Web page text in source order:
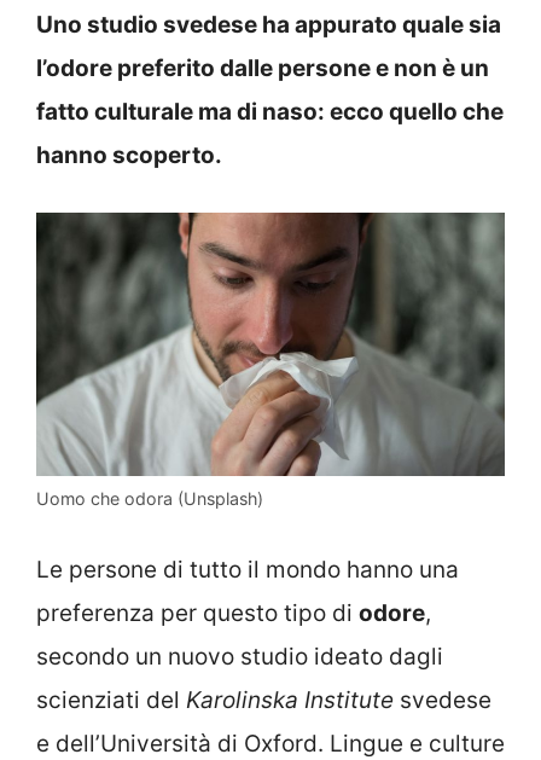
Uno studio svedese ha appurato quale sia
l’odore preferito dalle persone e non è un
fatto culturale ma di naso: ecco quello che
hanno scoperto.
Uomo che odora (Unsplash)
Le persone di tutto il mondo hanno una
preferenza per questo tipo di odore,
secondo un nuovo studio ideato dagli
scienziati del Karolinska Institute svedese
e dell’Università di Oxford. Lingue e culture